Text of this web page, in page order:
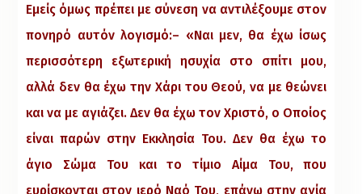
Εμείς όμως πρέπει με σύνεση να αντιλέξουμε στον
πονηρό αυτόν λογισμό:– «Ναι μεν, θα έχω ίσως
περισσότερη εξωτερική ησυχία στο σπίτι μου,
αλλά δεν θα έχω την Χάρι του Θεού, να με θεώνει
και να με αγιάζει. Δεν θα έχω τον Χριστό, ο Οποίος
είναι παρών στην Εκκλησία Του. Δεν θα έχω το
άγιο Σώμα Του και το τίμιο Αίμα Του, που
ευρίσκονται στον ιερό Ναό Του, επάνω στην αγία